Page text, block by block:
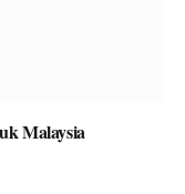
Malaysia